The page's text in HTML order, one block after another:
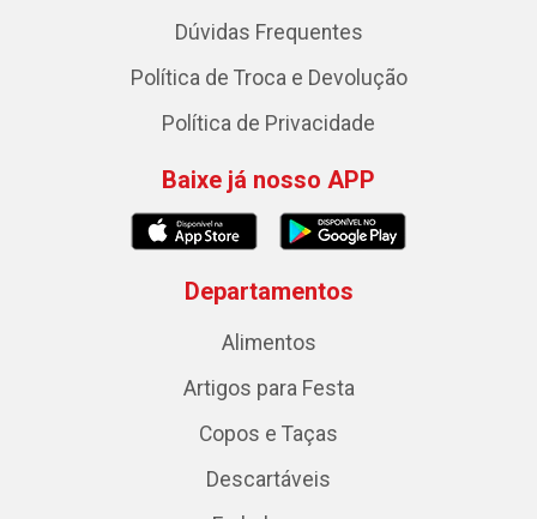
Dúvidas Frequentes
Política de Troca e Devolução
Política de Privacidade
Baixe já nosso APP
Departamentos
Alimentos
Artigos para Festa
Copos e Taças
Descartáveis